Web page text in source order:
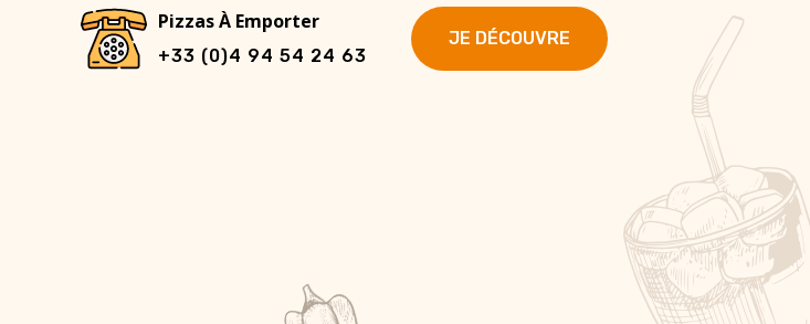
Pizzas À Emporter
+33 (0)4 94 54 24 63
JE DÉCOUVRE